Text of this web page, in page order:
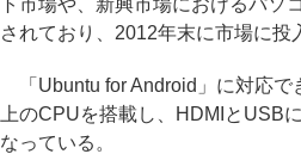
ト市場や、新興市場におけるパソ
されており、2012年末に市場に投
「Ubuntu for Android」に対応で
上のCPUを搭載し、HDMIとUSB
なっている。